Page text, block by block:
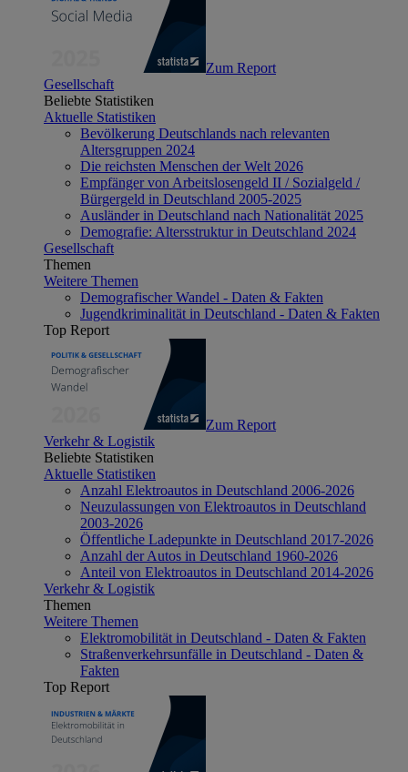
Zum Report
Gesellschaft
Beliebte Statistiken
Aktuelle Statistiken
Bevölkerung Deutschlands nach relevanten
Altersgruppen 2024
Die reichsten Menschen der Welt 2026
Empfänger von Arbeitslosengeld II / Sozialgeld /
Bürgergeld in Deutschland 2005-2025
Ausländer in Deutschland nach Nationalität 2025
Demografie: Altersstruktur in Deutschland 2024
Gesellschaft
Themen
Weitere Themen
Demografischer Wandel - Daten & Fakten
Jugendkriminalität in Deutschland - Daten & Fakten
Top Report
Zum Report
Verkehr & Logistik
Beliebte Statistiken
Aktuelle Statistiken
Anzahl Elektroautos in Deutschland 2006-2026
Neuzulassungen von Elektroautos in Deutschland
2003-2026
Öffentliche Ladepunkte in Deutschland 2017-2026
Anzahl der Autos in Deutschland 1960-2026
Anteil von Elektroautos in Deutschland 2014-2026
Verkehr & Logistik
Themen
Weitere Themen
Elektromobilität in Deutschland - Daten & Fakten
Straßenverkehrsunfälle in Deutschland - Daten &
Fakten
Top Report